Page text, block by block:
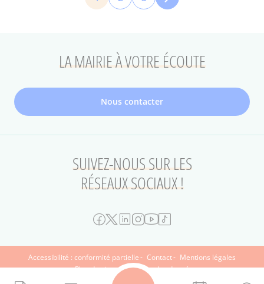
courante
LA MAIRIE À VOTRE ÉCOUTE
Nous contacter
SUIVEZ-NOUS SUR LES
RÉSEAUX SOCIAUX !
FOOTER
Accessibilité : conformité partielle Contact
Mentions légales
Plan du site
Protection des données
Le Musée d'art et d'histoire Paul-Eluard
Archives municipales